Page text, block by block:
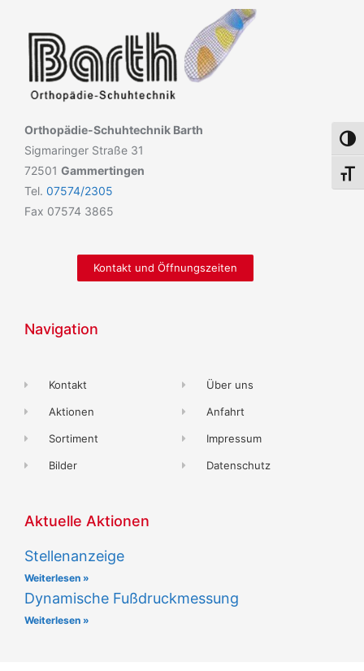
Orthopädie-Schuhtechnik Barth
Sigmaringer Straße 31
72501 Gammertingen
Tel. 07574/2305
Fax 07574 3865
Kontakt und Öffnungszeiten
Navigation
Kontakt
Aktionen
Sortiment
Bilder
Über uns
Anfahrt
Impressum
Datenschutz
Aktuelle Aktionen
Stellenanzeige
Weiterlesen »
Dynamische Fußdruckmessung
Weiterlesen »